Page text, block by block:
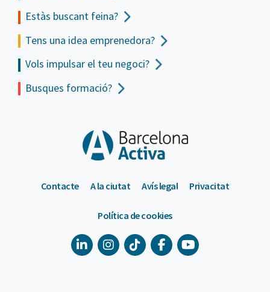
Estàs buscant feina?
Tens una idea emprenedora?
Vols impulsar el teu negoci?
Busques formació?
Contacte A la ciutat Avís legal Privacitat
Política de cookies